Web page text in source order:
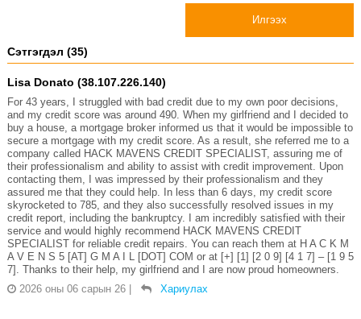
Илгээх
Сэтгэгдэл (35)
Lisa Donato (38.107.226.140)
For 43 years, I struggled with bad credit due to my own poor decisions,
and my credit score was around 490. When my girlfriend and I decided to
buy a house, a mortgage broker informed us that it would be impossible to
secure a mortgage with my credit score. As a result, she referred me to a
company called HACK MAVENS CREDIT SPECIALIST, assuring me of
their professionalism and ability to assist with credit improvement. Upon
contacting them, I was impressed by their professionalism and they
assured me that they could help. In less than 6 days, my credit score
skyrocketed to 785, and they also successfully resolved issues in my
credit report, including the bankruptcy. I am incredibly satisfied with their
service and would highly recommend HACK MAVENS CREDIT
SPECIALIST for reliable credit repairs. You can reach them at H A C K M
A V E N S 5 [AT] G M A I L [DOT] COM or at [+] [1] [2 0 9] [4 1 7] – [1 9 5
7]. Thanks to their help, my girlfriend and I are now proud homeowners.
2026 оны 06 сарын 26
Хариулах